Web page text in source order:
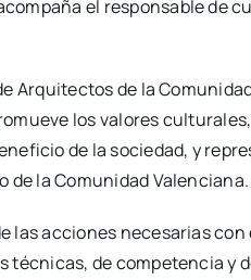
el res­pon­sa­ble de
Arqui­tec­tos de la
los valo­res
de la socie­dad, y
de la Comu­ni­dad Valen­cia­na.
las accio­nes nece­sa­rias
téc­ni­cas, de com­pe­ten­cia y